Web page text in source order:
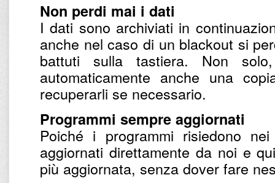
Non perdi mai i dati
I dati sono archiviati in
anche nel caso di un blackout si
battuti sulla tastiera. Non
automaticamente anche una
recuperarli se necessario.
Programmi sempre aggiornati
Poiché i programmi risiedono
aggiornati direttamente da noi e
più aggiornata, senza dover fare